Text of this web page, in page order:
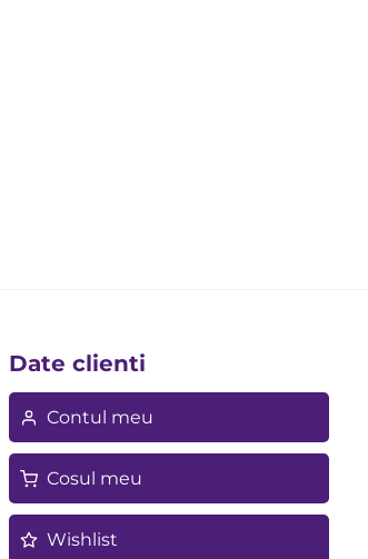
Date clienti
Contul meu
Cosul meu
Wishlist